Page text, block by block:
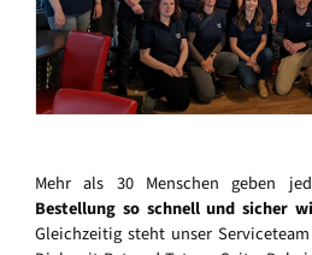
Mehr als 30 Menschen geben
Bestellung so schnell und sicher
Gleichzeitig steht unser